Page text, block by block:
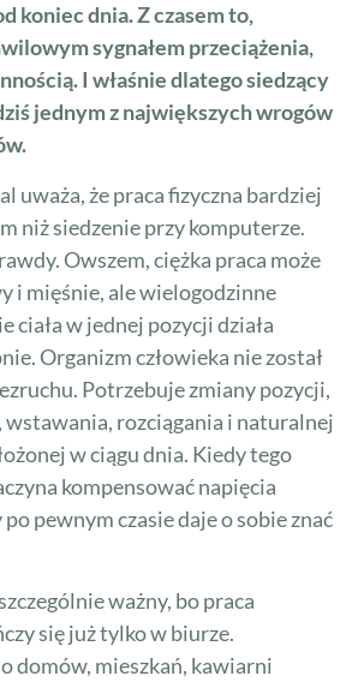
koniec dnia. Z czasem to,
sygnałem przeciążenia,
I właśnie dlatego siedzący
jednym z największych wrogów
uważa, że praca fizyczna bardziej
niż siedzenie przy komputerze.
Owszem, ciężka praca może
i mięśnie, ale wielogodzinne
ciała w jednej pozycji działa
Organizm człowieka nie został
Potrzebuje zmiany pozycji,
wstawania, rozciągania i naturalnej
w ciągu dnia. Kiedy tego
kompensować napięcia
pewnym czasie daje o sobie znać
ważny, bo praca
się już tylko w biurze.
domów, mieszkań, kawiarni